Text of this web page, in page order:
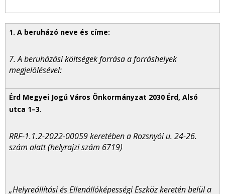
7. A beruházási költségek forrása a forráshelyek
megjelölésével:
RRF-1.1.2-2022-00059 keretében a Rozsnyói u. 24-26.
szám alatt (helyrajzi szám 6719)
„Helyreállítási és Ellenállóképességi Eszköz keretén belül a